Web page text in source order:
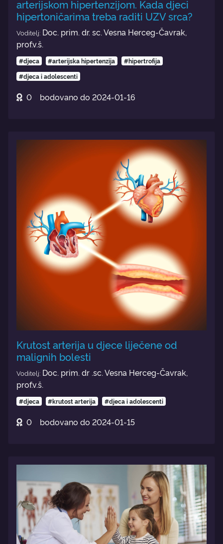
arterijskom hipertenzijom. Kada djeci
hipertoničarima treba raditi UZV srca?
Voditelj: Doc. prim. dr. sc. Vesna Herceg-Čavrak,
prof.v.š.
#djeca #arterijska hipertenzija
#hipertrofija
#djeca i adolescenti
0 bodovano do 2024-01-16
Krutost arterija u djece liječene od
malignih bolesti
Voditelj: Doc. prim. dr .sc. Vesna Herceg-Čavrak,
prof.v.š.
#djeca #krutost arterija #djeca i adolescenti
0 bodovano do 2024-01-15